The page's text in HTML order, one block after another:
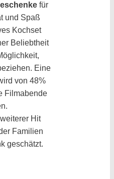
für
und Spaß
Kochset
Beliebtheit
Eine
von 48%
Filmabende
Hit
Familien
geschätzt.